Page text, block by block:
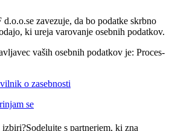
zavezuje, da bo podatke skrbno
ki ureja varovanje osebnih podatkov.
vaših osebnih podatkov je: Proces-
o zasebnosti
se